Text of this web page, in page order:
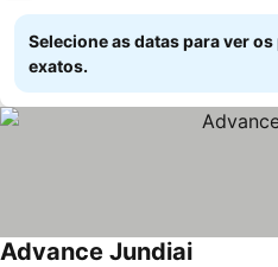
Selecione as datas para ver
exatos.
Advance Jundiai